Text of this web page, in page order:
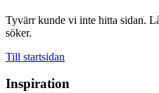
Tyvärr kunde vi inte hitta sidan.
söker.
Till startsidan
Inspiration